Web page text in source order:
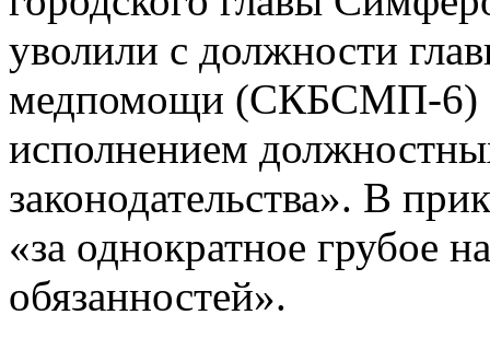
уволили с должности
медпомощи (СКБСМП-6)
исполнением
законодательства». В
«за однократное грубое
обязанностей».